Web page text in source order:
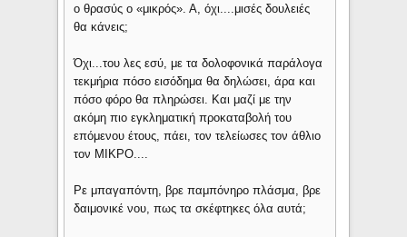
ο θρασύς ο «μικρός». Α, όχι....μισές δουλειές
θα κάνεις;
Όχι...του λες εσύ, με τα δολοφονικά παράλογα
τεκμήρια πόσο εισόδημα θα δηλώσει, άρα και
πόσο φόρο θα πληρώσει. Και μαζί με την
ακόμη πιο εγκληματική προκαταβολή του
επόμενου έτους, πάει, τον τελείωσες τον άθλιο
τον ΜΙΚΡΟ....
Ρε μπαγαπόντη, βρε παμπόνηρο πλάσμα, βρε
δαιμονικέ νου, πως τα σκέφτηκες όλα αυτά;